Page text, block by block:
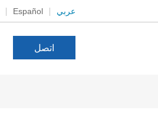
Español عربي
اتصل